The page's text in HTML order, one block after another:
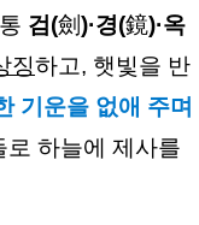
검(劍)·경(鏡)·옥
징하고, 햇빛을 반
기운을 없애 주며
하늘에 제사를